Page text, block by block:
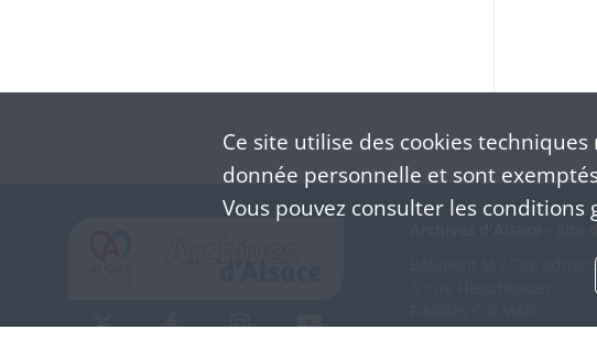
Bâtiment M / Cité
(+33) 3 89 21 97 00
Ce site utilise des cookiestechniques
donnée personnelle et sont
Vous pouvez consulter les conditions